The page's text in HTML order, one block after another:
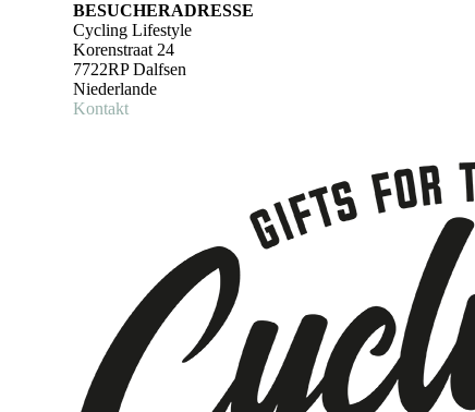
BESUCHERADRESSE
Cycling Lifestyle
Korenstraat 24
7722RP Dalfsen
Niederlande
Kontakt